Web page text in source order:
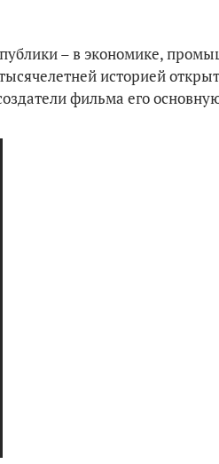
– в экономике,
историей
фильма его